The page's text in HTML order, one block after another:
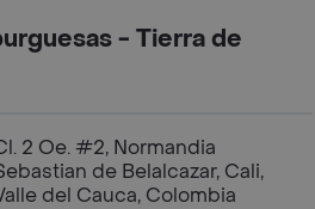
- Tierra de
2 Oe. #2, Normandia
de Belalcazar, Cali,
del Cauca, Colombia